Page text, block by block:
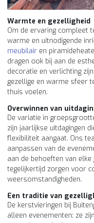
Warmte en gezelligheid
Om de ervaring compleet
warme en uitnodigende
meubilair en
dragen ook bij aan de
decoratie en verlichting
gezellige en warme sfeer
thuis voelen.
Overwinnen van
De variatie in
zijn jaarlijkse uitdagingen
flexibiliteit aangaat. Ons
aanpassen van de
aan de behoeften van
tegelijkertijd zorgen voor
weersomstandigheden.
Een traditie van
De kerstvieringen bij
alleen evenementen: ze